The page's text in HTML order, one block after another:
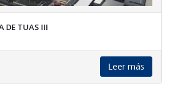
DE TUAS III
Leer más